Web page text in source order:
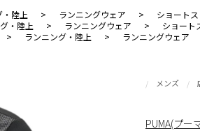
・陸上 > ランニングウェア > ショート
・陸上 > ランニングウェア > ショート
> ランニング・陸上 > ランニングウェア
メンズ
PUMA(プー